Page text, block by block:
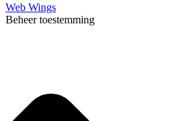
Web Wings
Beheer toestemming